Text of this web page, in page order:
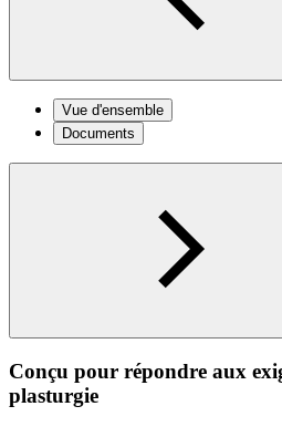
Vue d'ensemble
Documents
Conçu pour répondre aux
plasturgie